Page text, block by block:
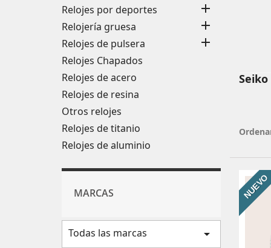
Relojes por deportes 
Relojería gruesa 
Relojes de pulsera 
Relojes Chapados
Relojes de acero
Relojes de resina
Otros relojes
Relojes de titanio
Relojes de aluminio
MARCAS
Todas las marcas arrow_drop_down
Seiko
NUEVO